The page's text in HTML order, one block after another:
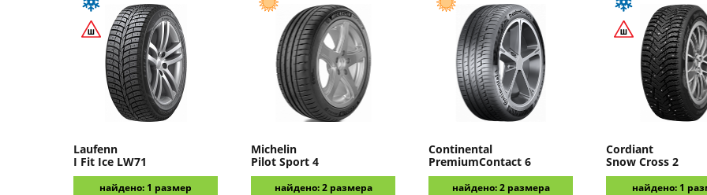
Laufenn
I Fit Ice LW71
найдено: 1 размер
Michelin
Pilot Sport 4
найдено: 2 размера
Continental
PremiumContact 6
найдено: 2 размера
Cordiant
Snow Cross 2
найдено: 1